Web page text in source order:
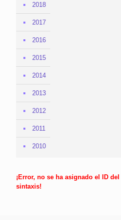
2018
2017
2016
2015
2014
2013
2012
2011
2010
¡Error, no se ha asignado el ID
sintaxis!